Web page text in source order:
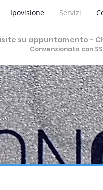
su appuntamento -
Convenzionato con
Ipovisione Servizi